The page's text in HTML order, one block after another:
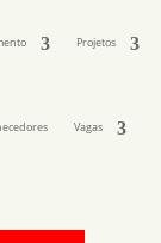
Projetos
Vagas